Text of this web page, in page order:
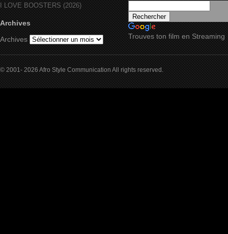
I LOVE BOOSTERS (2026)
Archives
Archives
Trouves ton film en Streaming
© 2001- 2026 Afro Style Communication All rights reserved.